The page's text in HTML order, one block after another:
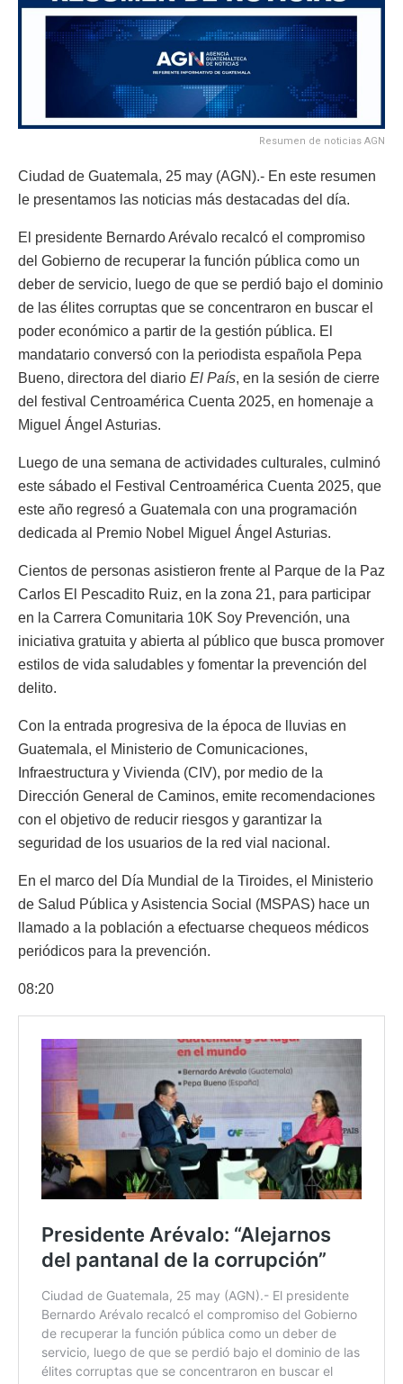
Resumen de noticias AGN
Ciudad de Guatemala, 25 may (AGN).- En este resumen
le presentamos las noticias más destacadas del día.
El presidente Bernardo Arévalo recalcó el compromiso
del Gobierno de recuperar la función pública como un
deber de servicio, luego de que se perdió bajo el dominio
de las élites corruptas que se concentraron en buscar el
poder económico a partir de la gestión pública. El
mandatario conversó con la periodista española Pepa
Bueno, directora del diario El País, en la sesión de cierre
del festival Centroamérica Cuenta 2025, en homenaje a
Miguel Ángel Asturias.
Luego de una semana de actividades culturales, culminó
este sábado el Festival Centroamérica Cuenta 2025, que
este año regresó a Guatemala con una programación
dedicada al Premio Nobel Miguel Ángel Asturias.
Cientos de personas asistieron frente al Parque de la Paz
Carlos El Pescadito Ruiz, en la zona 21, para participar
en la Carrera Comunitaria 10K Soy Prevención, una
iniciativa gratuita y abierta al público que busca promover
estilos de vida saludables y fomentar la prevención del
delito.
Con la entrada progresiva de la época de lluvias en
Guatemala, el Ministerio de Comunicaciones,
Infraestructura y Vivienda (CIV), por medio de la
Dirección General de Caminos, emite recomendaciones
con el objetivo de reducir riesgos y garantizar la
seguridad de los usuarios de la red vial nacional.
En el marco del Día Mundial de la Tiroides, el Ministerio
de Salud Pública y Asistencia Social (MSPAS) hace un
llamado a la población a efectuarse chequeos médicos
periódicos para la prevención.
08:20